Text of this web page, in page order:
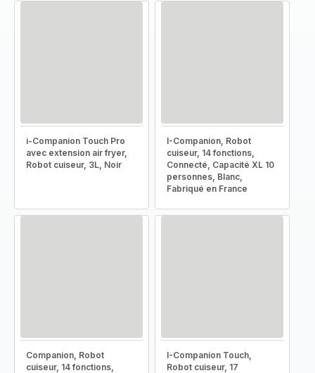
i-Companion Touch Pro
avec extension air fryer,
Robot cuiseur, 3L, Noir
I-Companion, Robot
cuiseur, 14 fonctions,
Connecté, Capacité XL 10
personnes, Blanc,
Fabriqué en France
Companion, Robot
cuiseur, 14 fonctions,
I-Companion Touch,
Robot cuiseur, 17